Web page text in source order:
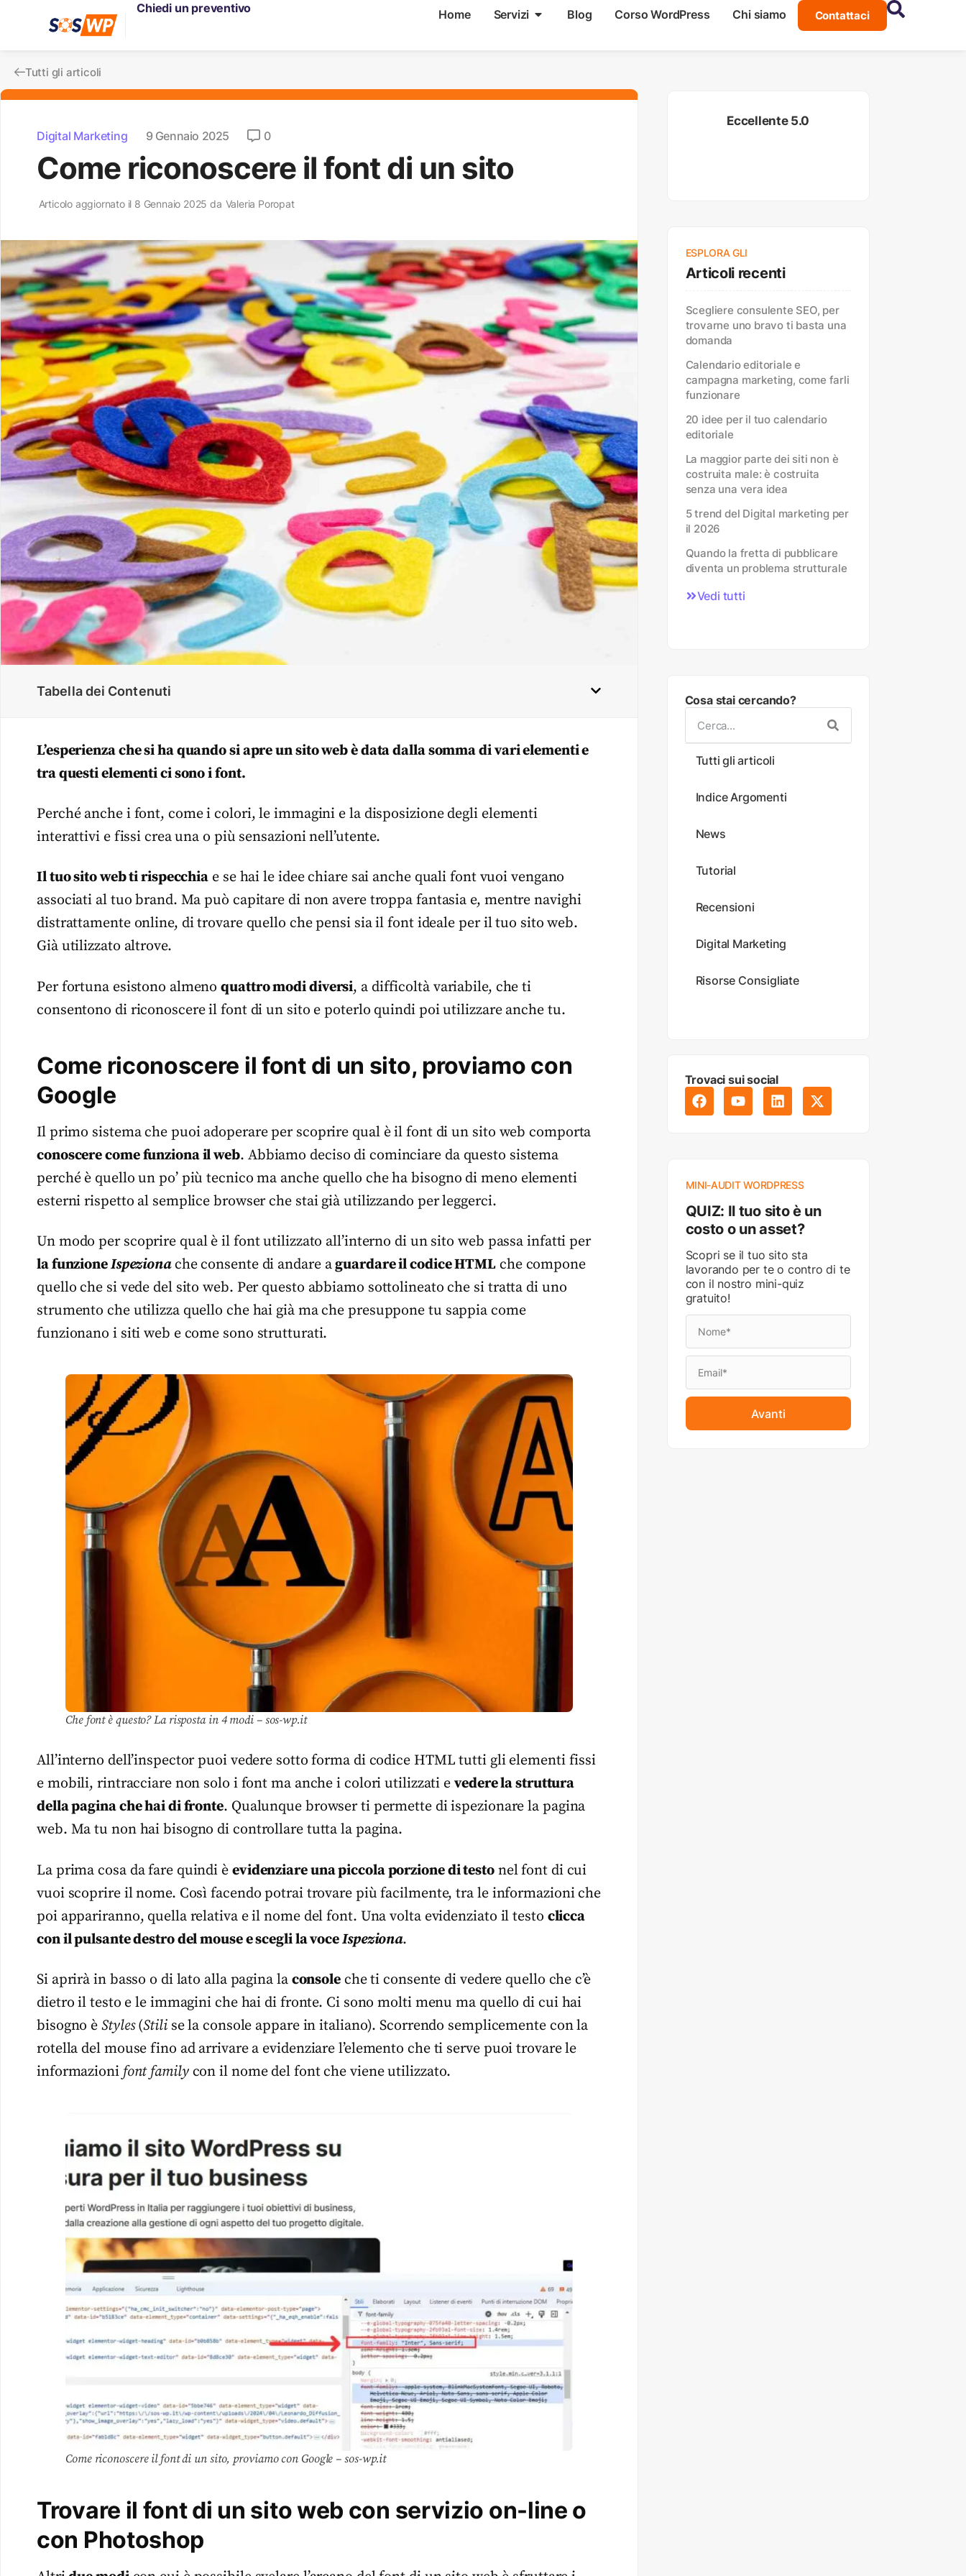
Home Servizi Blog Corso WordPress Chi siamo Contattaci
Chiedi un preventivo
Tutti gli articoli
Digital Marketing 9 Gennaio 2025 0
Come riconoscere il font di un sito
Articolo aggiornato il 8 Gennaio 2025 da Valeria Poropat
Tabella dei Contenuti
L’esperienza che si ha quando si apre un sito web è data dalla somma di vari elementi e
tra questi elementi ci sono i font.
Perché anche i font, come i colori, le immagini e la disposizione degli elementi
interattivi e fissi crea una o più sensazioni nell’utente.
Il tuo sito web ti rispecchia e se hai le idee chiare sai anche quali font vuoi vengano
associati al tuo brand. Ma può capitare di non avere troppa fantasia e, mentre navighi
distrattamente online, di trovare quello che pensi sia il font ideale per il tuo sito web.
Già utilizzato altrove.
Per fortuna esistono almenoquattro modi diversi, a difficoltà variabile, che ti
consentono di riconoscere il font di un sito e poterlo quindi poi utilizzare anche tu.
Come riconoscere il font di un sito, proviamo con
Google
Il primo sistema che puoi adoperare per scoprire qual è il font di un sito web comporta
conoscere come funziona il web. Abbiamo deciso di cominciare da questo sistema
perché è quello un po’ più tecnico ma anche quello che ha bisogno di meno elementi
esterni rispetto al semplice browser che stai già utilizzando per leggerci.
Un modo per scoprire qual è il font utilizzato all’interno di un sito web passa infatti per
la funzioneIspezionache consente di andare aguardare il codice HTML che compone
quello che si vede del sito web. Per questo abbiamo sottolineato che si tratta di uno
strumento che utilizza quello che hai già ma che presuppone tu sappia come
funzionano i siti web e come sono strutturati.
Che font è questo? La risposta in 4 modi – sos-wp.it
All’interno dell’inspector puoi vedere sotto forma di codice HTML tutti gli elementi fissi
e mobili, rintracciare non solo i font ma anche i colori utilizzati e vedere la struttura
della pagina che hai di fronte. Qualunque browser ti permette di ispezionare la pagina
web. Ma tu non hai bisogno di controllare tutta la pagina.
La prima cosa da fare quindi è evidenziare una piccola porzione di testonel font di cui
vuoi scoprire il nome. Così facendo potrai trovare più facilmente, tra le informazioni che
poi appariranno, quella relativa e il nome del font. Una volta evidenziato il testo clicca
con il pulsante destro del mouse e scegli la voceIspeziona.
Si aprirà in basso o di lato alla pagina la consoleche ti consente di vedere quello che c’è
dietro il testo e le immagini che hai di fronte. Ci sono molti menu ma quello di cui hai
bisogno èStyles(Stilise la console appare in italiano). Scorrendo semplicemente con la
rotella del mouse fino ad arrivare a evidenziare l’elemento che ti serve puoi trovare le
informazioni font familycon il nome del font che viene utilizzato.
Come riconoscere il font di un sito, proviamo con Google – sos-wp.it
Trovare il font di un sito web con servizio on-line o
con Photoshop
Eccellente 5.0
ESPLORA GLI
Articoli recenti
Scegliere consulente SEO, per
trovarne uno bravo ti basta una
domanda
Calendario editoriale e
campagna marketing, come farli
funzionare
20 idee per il tuo calendario
editoriale
La maggior parte dei siti non è
costruita male: è costruita
senza una vera idea
5 trend del Digital marketing per
il 2026
Quando la fretta di pubblicare
diventa un problema strutturale
Vedi tutti
Cosa stai cercando?
Tutti gli articoli
Indice Argomenti
News
Tutorial
Recensioni
Digital Marketing
Risorse Consigliate
Trovaci sui social
MINI-AUDIT WORDPRESS
QUIZ: Il tuo sito è un
costo o un asset?
Scopri se il tuo sito sta
lavorando per te o contro di te
con il nostro mini-quiz
gratuito!
Avanti